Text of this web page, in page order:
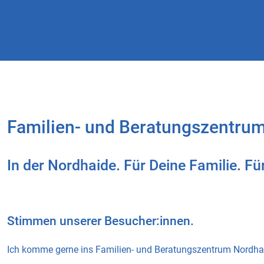
Familien- und
In der Nordhaide. Für Deine Familie.
Stimmen unserer Besucher:innen.
Ich komme gerne ins Familien- und Beratungszentrum